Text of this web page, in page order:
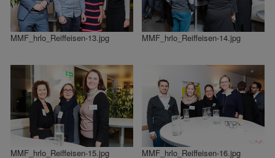
MMF_hrlo_Reiffeisen-13.jpg MMF_hrlo_Reiffeisen-14.jpg
MMF_hrlo_Reiffeisen-15.jpg MMF_hrlo_Reiffeisen-16.jpg